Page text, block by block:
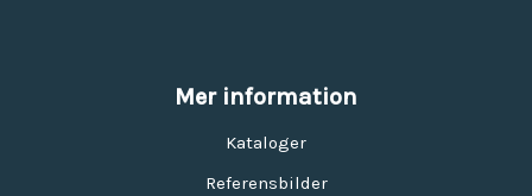
Mer information
Kataloger
Referensbilder